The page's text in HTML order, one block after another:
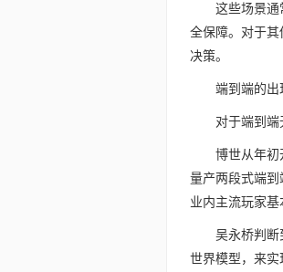
这些场景通
全保障。对于
决策。
端到端的出
对于端到端
博世从年
量产两段式端
业内主流玩家基
吴永桥判断
世界模型，来实